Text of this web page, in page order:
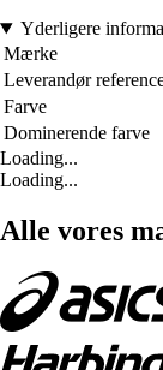
Yderligere
Mærke
Leverandør
Farve
Dominerende farve
Loading...
Loading...
Alle vores